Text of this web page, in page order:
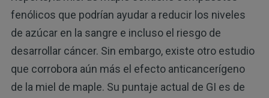
fenólicos que podrían ayudar a reducir los niveles
de azúcar en la sangre e incluso el riesgo de
desarrollar cáncer. Sin embargo, existe otro estudio
que corrobora aún más el efecto anticancerígeno
de la miel de maple. Su puntaje actual de GI es de